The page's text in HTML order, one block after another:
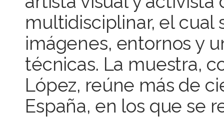
multidisciplinar, el cual
imágenes, entornos y
técnicas. La muestra,
López, reúne más de
España, en los que se